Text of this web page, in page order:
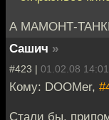
А МАМОНТ-
Сашич »
#423 | 01.02.08 14:01
Кому: DOOMer,
Стали бы,